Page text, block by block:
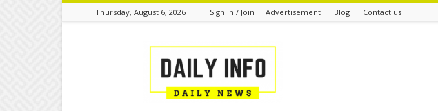
Thursday, August 6, 2026 Sign in / Join Advertisement Blog Contact us
thông